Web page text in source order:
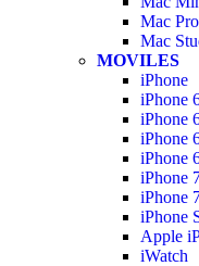
Mac Pro
Mac
MOVILES
iPhone
iPhone
iPhone
iPhone
iPhone
iPhone
iPhone
iPhone
Apple
iWatch